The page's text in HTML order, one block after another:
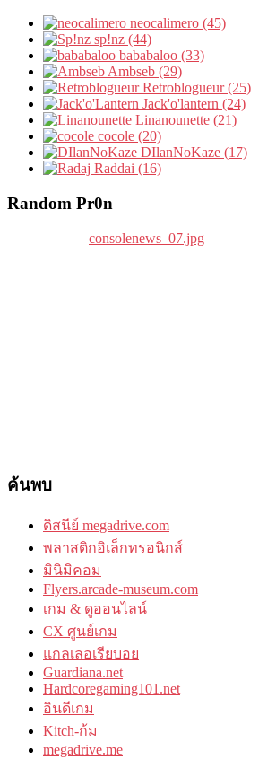
neocalimero (45)
sp!nz (44)
bababaloo (33)
Ambseb (29)
Retroblogueur (25)
Jack'o'lantern (24)
Linanounette (21)
cocole (20)
DIlanNoKaze (17)
Raddai (16)
Random Pr0n
ค้นพบ
ดิสนีย์ megadrive.com
พลาสติกอิเล็กทรอนิกส์
มินิมิคอม
Flyers.arcade-museum.com
เกม & ดูออนไลน์
CX ศูนย์เกม
แกลเลอเรียบอย
Guardiana.net
Hardcoregaming101.net
อินดีเกม
Kitch-ก้ม
megadrive.me